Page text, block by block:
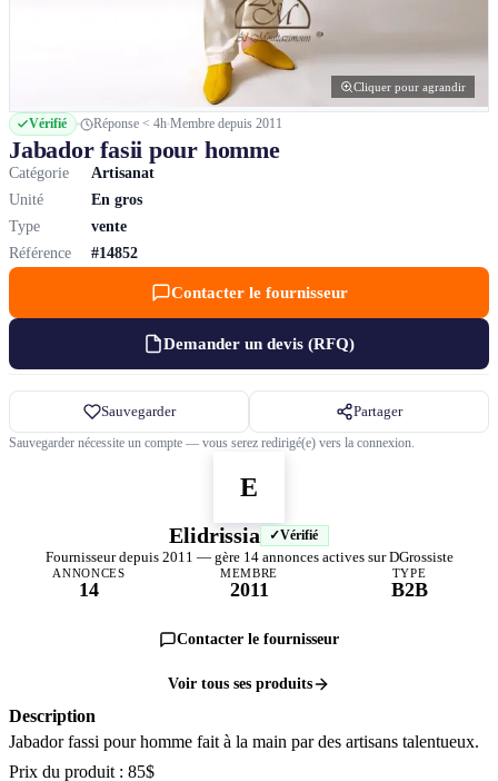
Cliquer pour agrandir
Vérifié Réponse < 4h Membre depuis 2011
Jabador fasii pour homme
Catégorie
Artisanat
Unité
En gros
Type
vente
Référence
#14852
Contacter le fournisseur
Demander un devis (RFQ)
Sauvegarder Partager
Sauvegarder nécessite un compte — vous serez redirigé(e) vers la connexion.
E
Elidrissia Vérifié
Fournisseur depuis 2011 — gère 14 annonces actives sur DGrossiste
ANNONCES
14
MEMBRE
2011
TYPE
B2B
Contacter le fournisseur
Voir tous ses produits
Description
Jabador fassi pour homme fait à la main par des artisans talentueux.
Prix du produit : 85$